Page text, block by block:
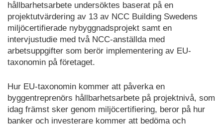
hållbarhetsarbete undersöktes baserat på en
projektutvärdering av 13 av NCC Building Swedens
miljöcertifierade nybyggnadsprojekt samt en
intervjustudie med två NCC-anställda med
arbetsuppgifter som berör implementering av EU-
taxonomin på företaget.
Hur EU-taxonomin kommer att påverka en
byggentreprenörs hållbarhetsarbete på projektnivå, som
idag främst sker genom miljöcertifiering, beror på hur
banker och investerare kommer att bedöma och